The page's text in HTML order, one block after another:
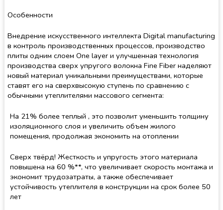
Особенности
Внедрение искусственного интеллекта Digital manufacturing
в контроль производственных процессов, производство
плиты одним слоем One layer и улучшенная технология
производства сверх упругого волокна Fine Fiber наделяют
новый материал уникальными преимуществами, которые
ставят его на сверхвысокую ступень по сравнению с
обычными утеплителями массового сегмента:
На 21% более теплый , это позволит уменьшить толщину
изоляционного слоя и увеличить объем жилого
помещения, продолжая экономить на отоплении
Сверх твёрд! Жесткость и упругость этого материала
повышена на 60 %**, что увеличивает скорость монтажа и
экономит трудозатраты, а также обеспечивает
устойчивость утеплителя в конструкции на срок более 50
лет